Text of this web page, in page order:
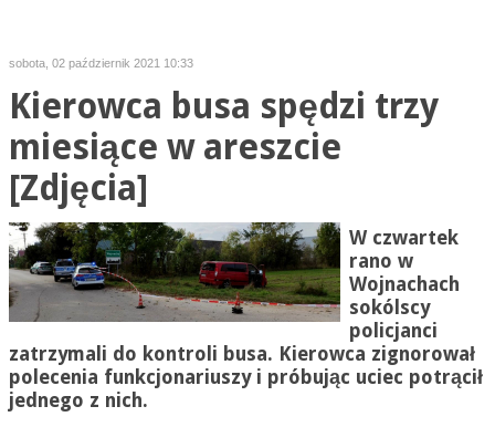
sobota, 02 październik 2021 10:33
Kierowca busa spędzi trzy
miesiące w areszcie
[Zdjęcia]
W czwartek
rano w
Wojnachach
sokólscy
policjanci
zatrzymali do kontroli busa. Kierowca zignorował
polecenia funkcjonariuszy i próbując uciec potrącił
jednego z nich.